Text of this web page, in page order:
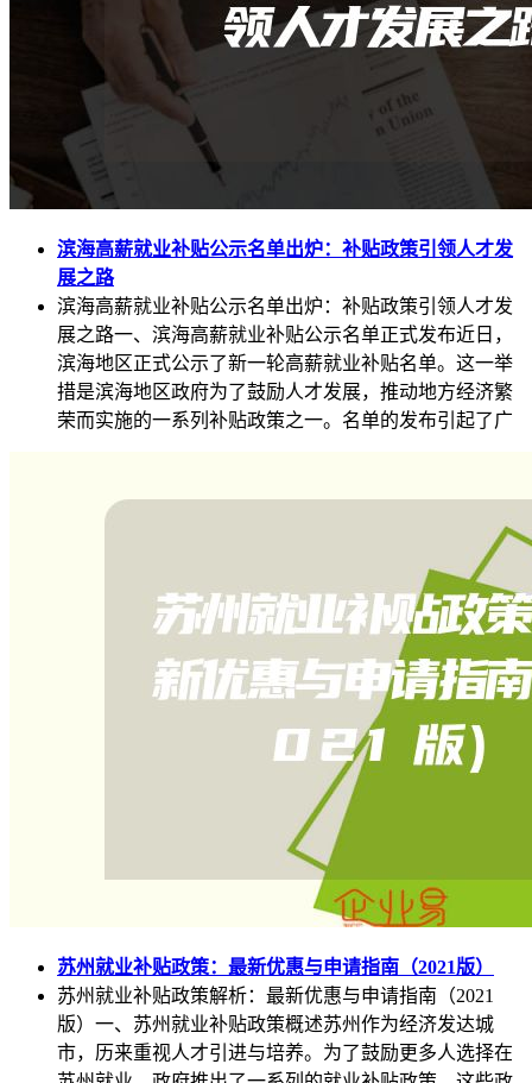
滨海高薪就业补贴公示名单出炉：补贴政策引领人才发
展之路
滨海高薪就业补贴公示名单出炉：补贴政策引领人才发
展之路一、滨海高薪就业补贴公示名单正式发布近日，
滨海地区正式公示了新一轮高薪就业补贴名单。这一举
措是滨海地区政府为了鼓励人才发展，推动地方经济繁
荣而实施的一系列补贴政策之一。名单的发布引起了广
苏州就业补贴政策：最新优惠与申请指南（2021版）
苏州就业补贴政策解析：最新优惠与申请指南（2021
版）一、苏州就业补贴政策概述苏州作为经济发达城
市，历来重视人才引进与培养。为了鼓励更多人选择在